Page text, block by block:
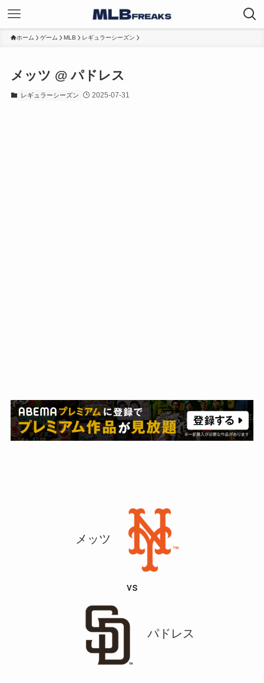
ホーム ゲーム MLB レギュラーシーズン
メッツ @ パドレス
レギュラーシーズン 2025-07-31
メッツ
vs
パドレス